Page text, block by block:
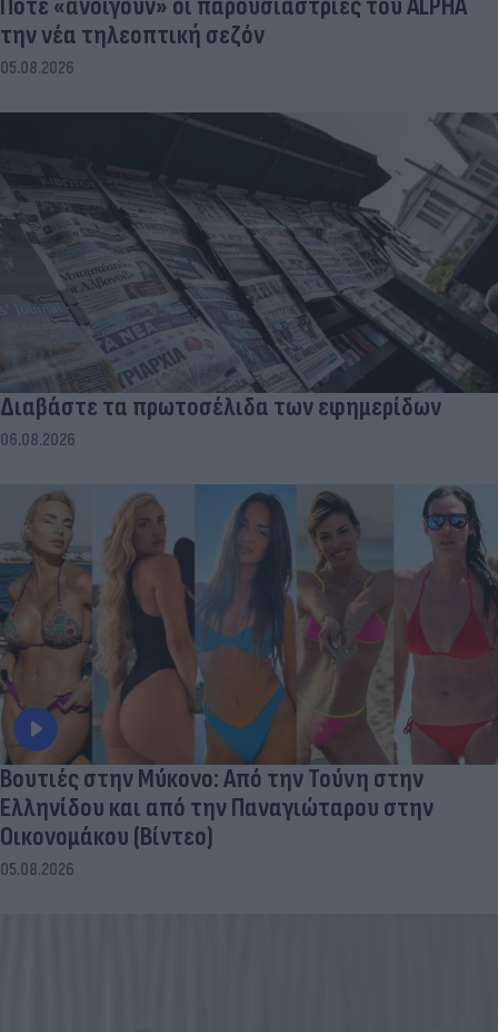
την νέα τηλεοπτική σεζόν
05.08.2026
Διαβάστε τα πρωτοσέλιδα των εφημερίδων
06.08.2026
Βουτιές στην Μύκονo: Από την Τούνη στην
Ελληνίδου και από την Παναγιώταρου στην
Οικονομάκου (Βίντεο)
05.08.2026